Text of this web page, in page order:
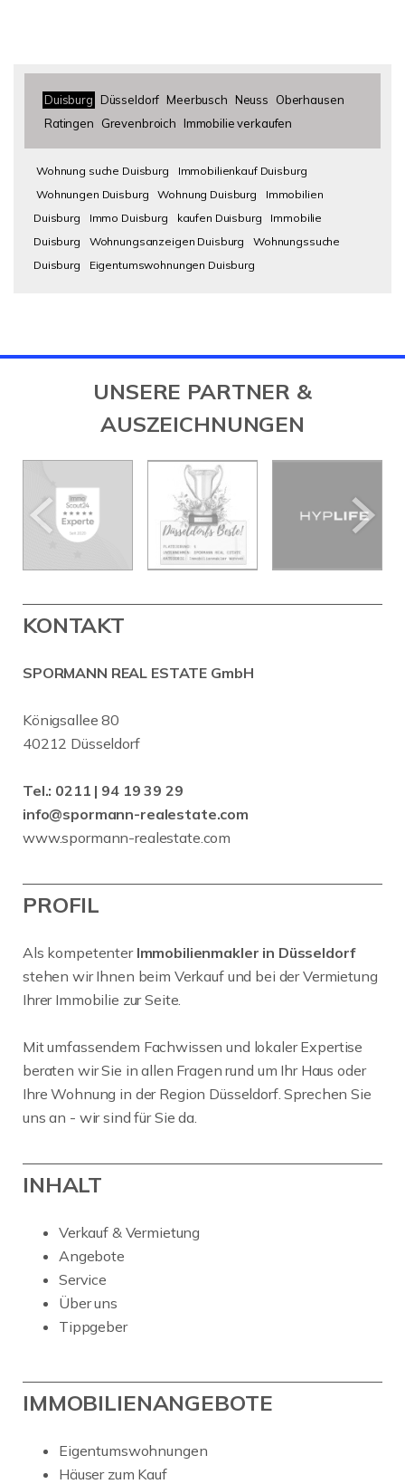
Duisburg Düsseldorf Meerbusch Neuss
Oberhausen
Ratingen
Grevenbroich Immobilie verkaufen
Wohnung suche Duisburg
Immobilienkauf Duisburg
Wohnungen Duisburg
Wohnung Duisburg
Immobilien
Duisburg
Immo Duisburg kaufen Duisburg
Immobilie
Duisburg
Wohnungsanzeigen Duisburg
Wohnungssuche
Duisburg
Eigentumswohnungen Duisburg
UNSERE PARTNER &
AUSZEICHNUNGEN
KONTAKT
SPORMANN REAL ESTATE GmbH
Königsallee 80
40212 Düsseldorf
Tel.: 0211 | 94 19 39 29
info@spormann-realestate.com
www.spormann-realestate.com
PROFIL
Als kompetenter Immobilienmakler in Düsseldorf
stehen wir Ihnen beim Verkauf und bei der Vermietung
Ihrer Immobilie zur Seite.
Mit umfassendem Fachwissen und lokaler Expertise
beraten wir Sie in allen Fragen rund um Ihr Haus oder
Ihre Wohnung in der Region Düsseldorf. Sprechen Sie
uns an - wir sind für Sie da.
INHALT
Verkauf & Vermietung
Angebote
Service
Über uns
Tippgeber
IMMOBILIENANGEBOTE
Eigentumswohnungen
Häuser zum Kauf